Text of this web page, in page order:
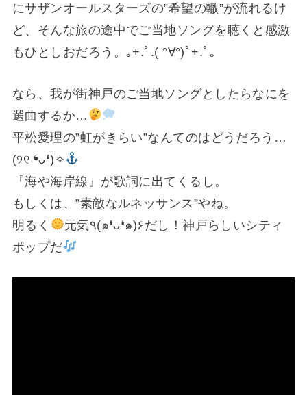
にサザンオールスターズの”希望の轍”が流れるけ
ど、そんな旅の途中でご当地ソングを聴くと感激
もひとしおだろう。｡+.ﾟ.( °∀°)ﾟ+.ﾟ｡
なら、我が街神戸のご当地ソングとしたらなにを
選曲するか…
平松愛理の”虹がきらい”なんてのはどうだろう…
(୨୧ ❛ᴗ❛)✧
『海や海岸線』が歌詞に出てくるし。
もしくは、”素敵なルネッサンス”やね。
明るく
元気٩(๑❛ᴗ❛๑)۶だし！神戸らしいシティ
ポップだ